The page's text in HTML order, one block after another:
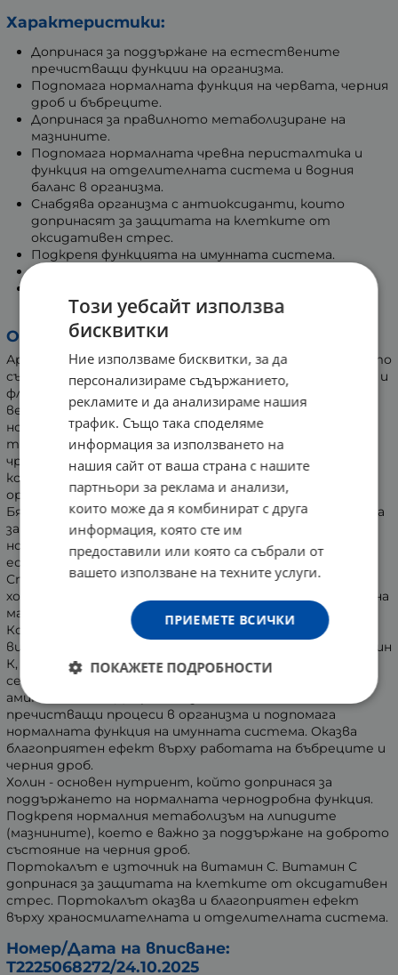
Характеристики:
Допринася за поддържане на естествените
пречистващи функции на организма.
Подпомага нормалната функция на червата, черния
дроб и бъбреците.
Допринася за правилното метаболизиране на
мазнините.
Подпомага нормалната чревна перисталтика и
функция на отделителната система и водния
баланс в организма.
Снабдява организма с антиоксиданти, които
допринасят за защитата на клетките от
оксидативен стрес.
Подкрепя функцията на имунната система.
Подобрява храносмилателния комфорт.
енергия.
Основни компоненти и действие:
Артишок е многогодишно тревисто растение, което
съдържа витамини, минерали, фибри, антиоксиданти и
флавоноиди. Той допринася за нормалната обмяна на
веществата и подпомага поддържането на
нормалната чернодробна функция. Артишокът също
така допринася за поддържането на баланса на
чревната флора, което е важно за храносмилателния
комфорт и доброто физическо състояние на
организма.
Бял трън е растение, което традиционно се използва
за подпомагане на черния дроб. Той допринася за
нормалната чернодробна функция и подпомага
естествените пречистващи функции на тялото.
Спомага за поддържане на нормални нива на
холестерола и допринася за нормалния метаболизъм на
мазнините в черния дроб.
Копривата съдържа ценни хранителни вещества,
витамини и минерали. Сред тях са витамин С, витамин
К, бета каротин, калий, калций, силиций, желязо,
серотонин, полифеноли и всички незаменими
аминокиселини. Допринася за естествените
пречистващи процеси в организма и подпомага
нормалната функция на имунната система. Оказва
благоприятен ефект върху работата на бъбреците и
черния дроб.
Холин - основен нутриент, който допринася за
поддържането на нормалната чернодробна функция.
Подкрепя нормалния метаболизъм на липидите
(мазнините), което е важно за поддържане на доброто
състояние на черния дроб.
Портокалът е източник на витамин С. Витамин С
допринася за защитата на клетките от оксидативен
стрес. Портокалът оказва и благоприятен ефект
върху храносмилателната и отделителната система.
Номер/Дата на вписване:
Т2225068272/24.10.2025
Този уебсайт използва
бисквитки
Ние използваме бисквитки, за да
персонализираме съдържанието,
рекламите и да анализираме нашия
трафик. Също така споделяме
информация за използването на
нашия сайт от ваша страна с нашите
партньори за реклама и анализи,
които може да я комбинират с друга
информация, която сте им
предоставили или която са събрали от
вашето използване на техните услуги.
ПРИЕМЕТЕ ВСИЧКИ
ПОКАЖЕТЕ ПОДРОБНОСТИ